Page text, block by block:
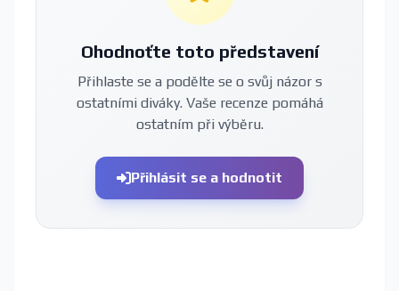
Ohodnoťte toto představení
Přihlaste se a podělte se o svůj názor s
ostatními diváky. Vaše recenze pomáhá
ostatním při výběru.
Přihlásit se a hodnotit